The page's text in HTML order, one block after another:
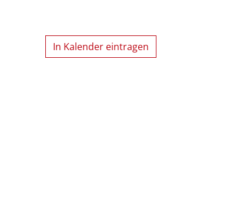
In Kalender eintragen